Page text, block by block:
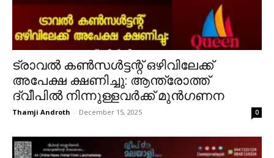
ട്രാവൽ കൺസൾട്ടന്റ് ഒഴിവിലേക്ക്
അപേക്ഷ ക്ഷണിച്ചു: ആന്ത്രോത്ത്
ദ്വീപിൽ നിന്നുള്ളവർക്ക് മുൻഗണന
Thamji Androth - December 15, 2025 0